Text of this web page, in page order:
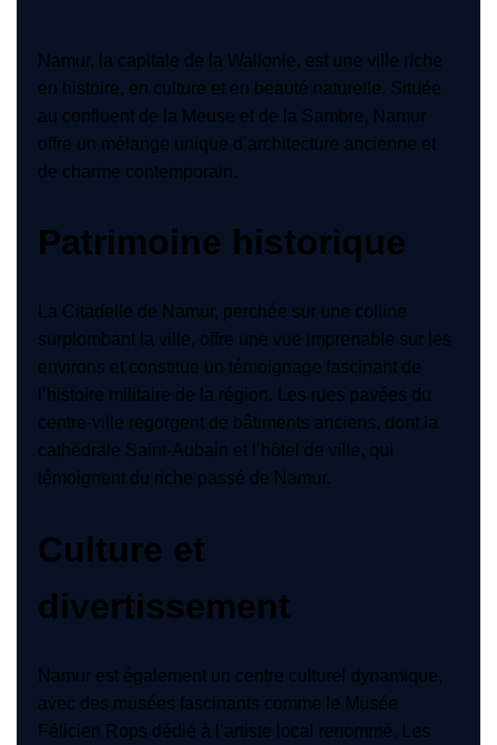
Namur, la capitale de la Wallonie, est une ville riche
en histoire, en culture et en beauté naturelle. Située
au confluent de la Meuse et de la Sambre, Namur
offre un mélange unique d’architecture ancienne et
de charme contemporain.
Patrimoine historique
La Citadelle de Namur, perchée sur une colline
surplombant la ville, offre une vue imprenable sur les
environs et constitue un témoignage fascinant de
l’histoire militaire de la région. Les rues pavées du
centre-ville regorgent de bâtiments anciens, dont la
cathédrale Saint-Aubain et l’hôtel de ville, qui
témoignent du riche passé de Namur.
Culture et
divertissement
Namur est également un centre culturel dynamique,
avec des musées fascinants comme le Musée
Félicien Rops dédié à l’artiste local renommé. Les